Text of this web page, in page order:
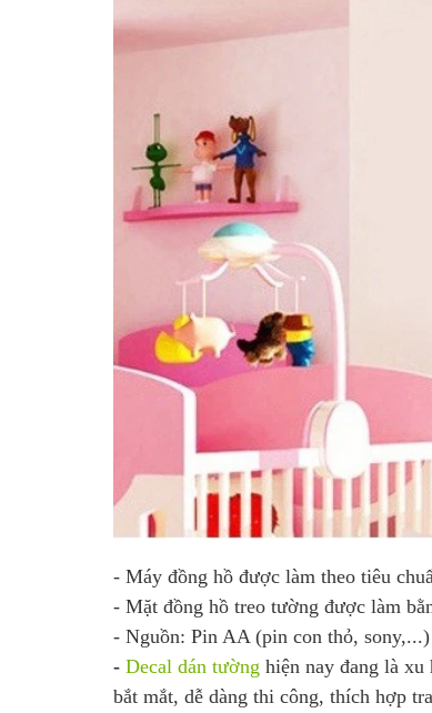
- Máy đồng hồ được làm theo tiêu
- Mặt đồng hồ treo tường được làm
- Nguồn: Pin AA (pin con thỏ, sony,...)
- Decal dán tường hiện nay đang là
bắt mắt, dễ dàng thi công, thích hợp